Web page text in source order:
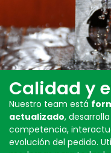
Calidad y
Nuestro team está
actualizado,
competencia,
evolución del pedido.